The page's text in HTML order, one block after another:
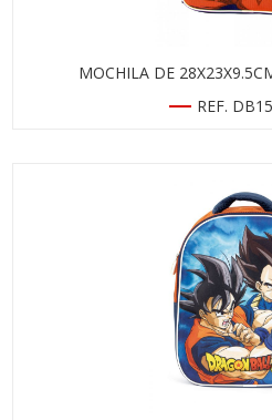
MOCHILA DE
REF.